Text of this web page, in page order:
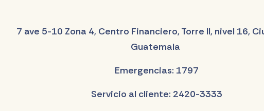
7 ave 5-10 Zona 4, Centro Financiero, Torre II, nivel 16,
Guatemala
Emergencias: 1797
Servicio al cliente: 2420-3333